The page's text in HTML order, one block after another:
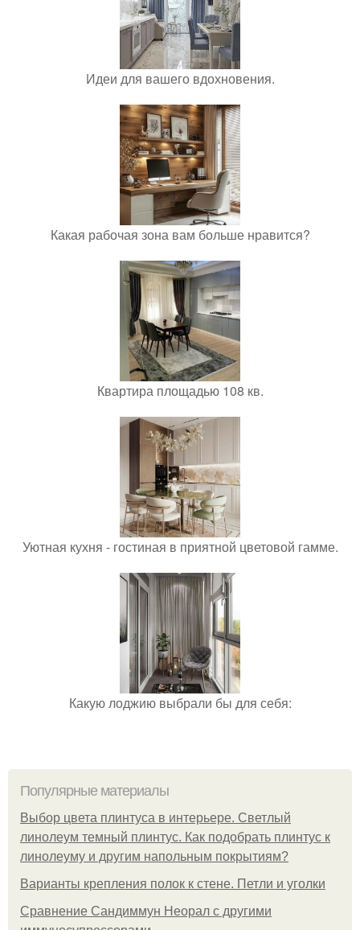
Идеи для вашего вдохновения.
Какая рабочая зона вам больше нравится?
Квартира площадью 108 кв.
Уютная кухня - гостиная в приятной цветовой гамме.
Какую лоджию выбрали бы для себя:
Популярные материалы
Выбор цвета плинтуса в интерьере. Светлый
линолеум темный плинтус. Как подобрать плинтус к
линолеуму и другим напольным покрытиям?
Варианты крепления полок к стене. Петли и уголки
Сравнение Сандиммун Неорал с другими